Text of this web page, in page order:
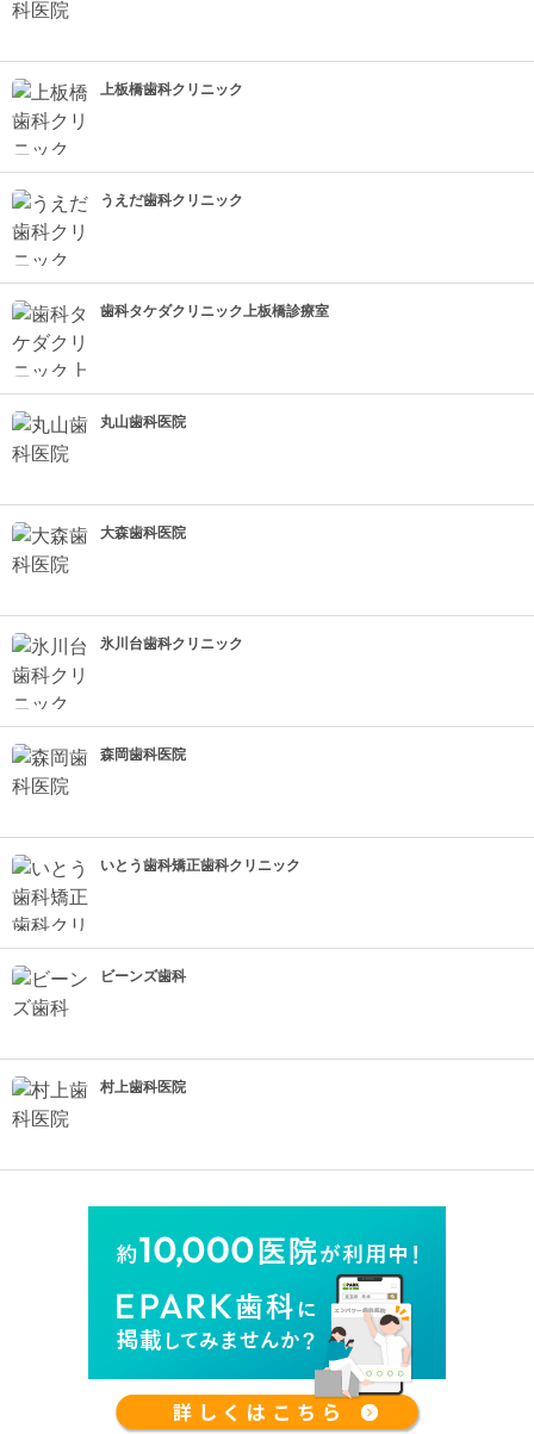
上板橋歯科クリニック
うえだ歯科クリニック
歯科タケダクリニック上板橋診療室
丸山歯科医院
大森歯科医院
氷川台歯科クリニック
森岡歯科医院
いとう歯科矯正歯科クリニック
ビーンズ歯科
村上歯科医院